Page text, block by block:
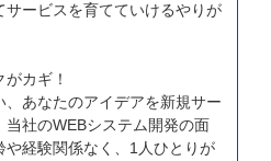
ービスを育てていけるやりが
カギ！
あなたのアイデアを新規サー
当社のWEBシステム開発の面
や経験関係なく、1人ひとりが